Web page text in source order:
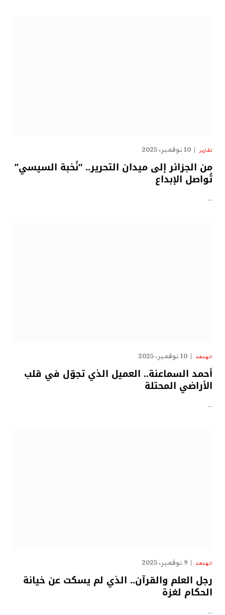
تقارير 10 نوفمبر، 2025
من الجزائر إلى ميدان التحرير.. “نُخبة السيسي”
تُواصل الإبداع
…
الهدهد 10 نوفمبر، 2025
أحمد السماعنة.. العميل الذي تجوّل في قلب
الأراضي المحتلة
…
الهدهد 9 نوفمبر، 2025
رجل العلم والقرآن.. الذي لم يسكت عن خيانة
الحكام لغزة
…